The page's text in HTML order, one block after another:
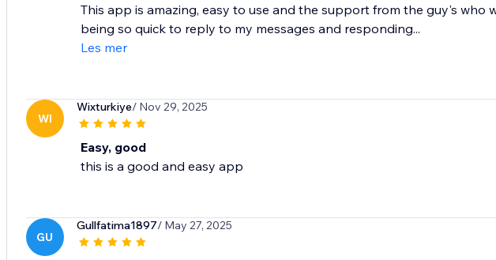
This app is amazing, easy to use and the support from the guy's who
being so quick to reply to my messages and responding...
Les mer
WI
Wixturkiye/ Nov 29, 2025
Easy, good
this is a good and easy app
GU
Gullfatima1897/ May 27, 2025